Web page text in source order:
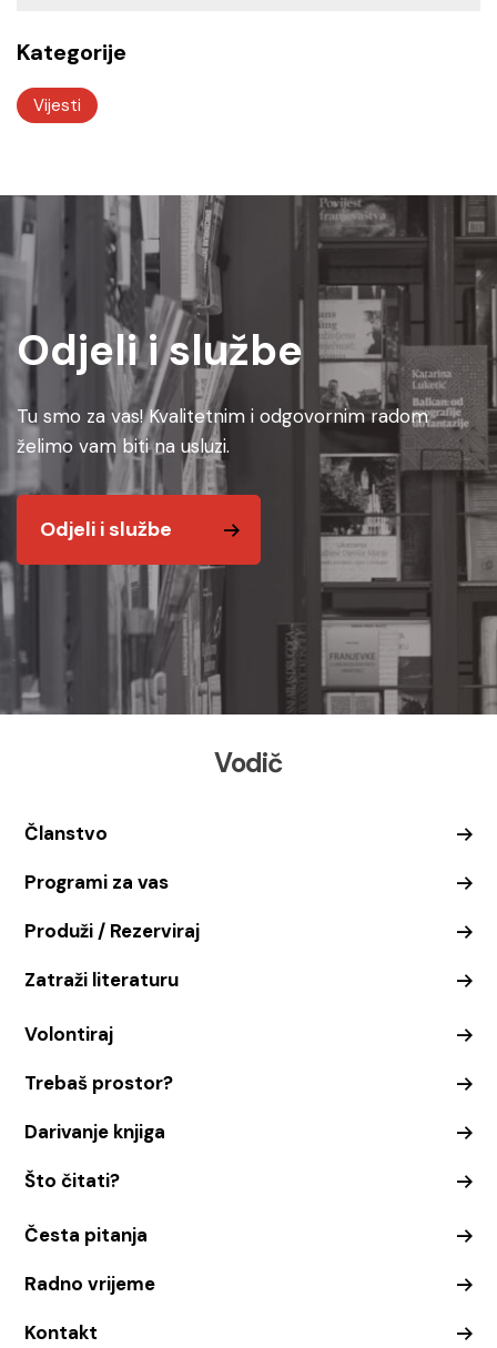
Kategorije
Vijesti
Odjeli i službe
Tu smo za vas! Kvalitetnim i odgovornim radom
želimo vam biti na usluzi.
Odjeli i službe
Vodič
Članstvo
Programi za vas
Produži / Rezerviraj
Zatraži literaturu
Volontiraj
Trebaš prostor?
Darivanje knjiga
Što čitati?
Česta pitanja
Radno vrijeme
Kontakt